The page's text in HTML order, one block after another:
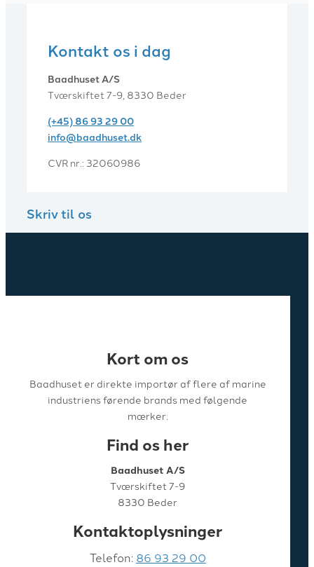
Kontakt os i dag
Baadhuset A/S
Tværskiftet 7-9, 8330 Beder
(+45) 86 93 29 00
info@baadhuset.dk​
CVR nr.: 32060986
Skriv til os
Kort om os
Baadhuset er direkte importør af flere af marine
industriens førende brands med følgende
mærker.
Find os her
Baadhuset A/S
Tværskiftet 7-9
8330 Beder
Kontaktoplysninger
Telefon: 86 93 29 00